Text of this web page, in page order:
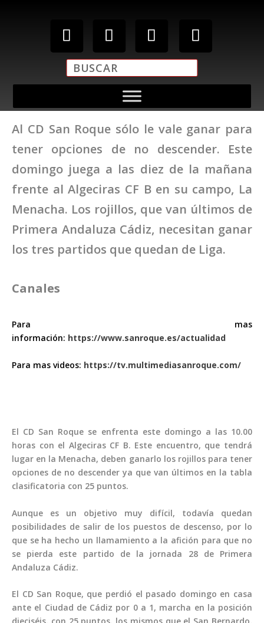
Al CD San Roque sólo le vale ganar para
tener opciones de no descender. Este
domingo juega a las diez de la mañana
frente al Algeciras CF B en su campo, La
Menacha. Los rojillos, que van últimos de
Primera Andaluza Cádiz, necesitan ganar
los tres partidos que quedan de Liga.
Canales
Para mas
información: https://www.sanroque.es/actualidad
Para mas videos: https://tv.multimediasanroque.com/
El CD San Roque se enfrenta este domingo a las 10.00
horas con el Algeciras CF B. Este encuentro, que tendrá
lugar en la Menacha, deben ganarlo los rojillos para tener
opciones de no descender ya que van últimos en la tabla
clasificatoria con 25 puntos.
Aunque es un objetivo muy difícil, todavía quedan
posibilidades de salir de los puestos de descenso, por lo
que se ha hecho un llamamiento a la afición para que no
se pierda este partido de la jornada 28 de Primera
Andaluza Cádiz.
El CD San Roque, que perdió el pasado domingo en casa
ante el Ciudad de Cádiz por 0 a 1, marcha en la posición